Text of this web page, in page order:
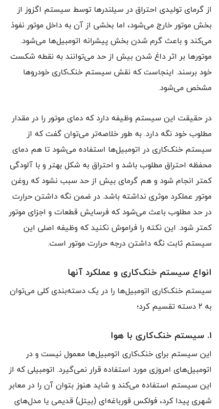
از گرمای تولیدی احتراق در سیلندرها توسط سیستم اگزوز از
بخش موتور خارج می‌شود، اما بخشی از آن به داخل موتور نفوذ
می‌کند و باعث گرم شدن بخش پیشرانه اتومبیل‌ها می‌شود.
موتورها بر اثر داغ شدن بیش از حد می‌توانند به نقطه شکست
خود برسند. اینجاست که نقش سیستم خنک‌کاری خودروها
مشخص می‌شود.
در حقیقت این سیستم وظیفه دارد که دمای موتور را در مقدار
مطلوب خود نگه دارد. به طور خلاصه‌تر می‌توان گفت که از
سیستم خنک‌کاری در اتومبیل‌ها استفاده می‌شود تا هم دمای
محفظه احتراق مطلوب باشد و احتراق به شکل بهتر و با آلودگی
کمتر انجام شود و هم گرمای بیش از حد سبب نشود که روغن
موتور عملکرد موثری نداشته باشد. در ضمن نگه داشتن حرارت
در حد مطلوب باعث می‌شود که فرسایش قطعات و اجزای موتور
کمتر شود. این نکته را فراموش نکنید که وظیفه اصلی این
سیستم ثابت نگه داشتن درجه حرارت موتور است.
انواع سیستم‌ خنک‌کاری و عملکرد آنها
سیستم خنک‌کاری اتومبیل‌ها را در یک دسته‌بندی کلی می‌توان
به ۲ دسته تقسیم کرد؛
۱. سیستم خنک‌کاری با هوا
این سیستم برای خنک‌کاری اتومبیل‌ها معمول نیست و در
اتومبیل‌های امروزی مورد استفاده قرار نمی‌گیرد. اتومبیلی که از
این سیستم استفاده می‌کند و شاید هنوز بتوان آن را در معابر
شهری پیدا کرد، فولکس قورباغه‌ای (بیتل) قدیمی یا مدل‌های